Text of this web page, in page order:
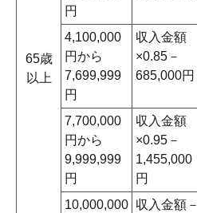
65歳
以上
円
4,100,000
円から
7,699,999
円
収入金額
×0.85－
685,000円
7,700,000
円から
9,999,999
円
収入金額
×0.95－
1,455,000
円
10,000,000 収入金額－